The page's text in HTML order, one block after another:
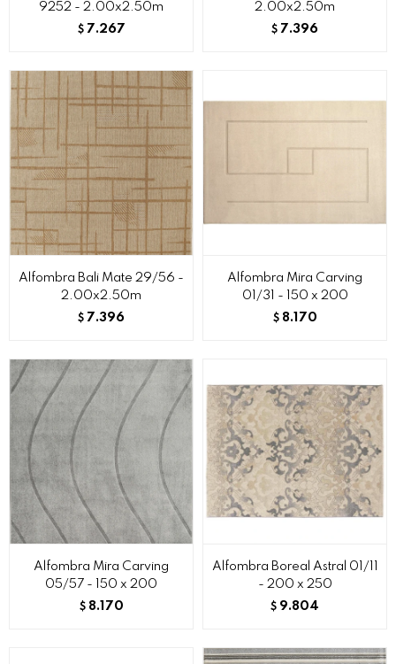
9252 - 2.00x2.50m
$ 7.267
2.00x2.50m
$ 7.396
Alfombra Bali Mate 29/56 -
2.00x2.50m
$ 7.396
Alfombra Mira Carving
01/31 - 150 x 200
$ 8.170
Alfombra Mira Carving
05/57 - 150 x 200
$ 8.170
Alfombra Boreal Astral 01/11
- 200 x 250
$ 9.804